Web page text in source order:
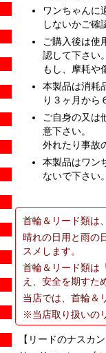
ワンちゃんに
しないかご確
ご購入後は使
認して下さい。
もし、摩耗や
本製品は消耗
り３ヶ月から
ご自身の又は
意下さい。
外れたり事故
本製品はワン
ないで下さい。
首輪＆リード類は
晴れの日用と雨の
スメします。
首輪＆リード類は
え、安全を期すた
当店では、首輪＆
※当店取り扱いの
【リードのナスカ